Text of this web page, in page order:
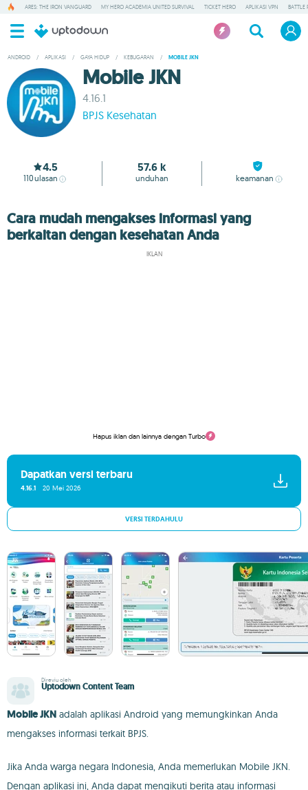
ARES: THE IRON VANGUARD MY HERO ACADEMIA UNITED SURVIVAL TICKET HERO APLIKASI VPN BATTLE
ANDROID / APLIKASI / GAYA HIDUP / KEBUGARAN / MOBILE JKN
Mobile JKN
4.16.1
BPJS Kesehatan
4.5
110ulasan
57.6 k
unduhan keamanan
Cara mudah mengakses informasi yang
berkaitan dengan kesehatan Anda
IKLAN
Hapus iklan dan lainnya dengan Turbo
Dapatkan versi terbaru
4.16.1 20 Mei 2026
VERSI TERDAHULU
Direviu oleh
Uptodown Content Team
Mobile JKN adalah aplikasi Android yang memungkinkan Anda
mengakses informasi terkait BPJS.
Jika Anda warga negara Indonesia, Anda memerlukan Mobile JKN.
Dengan aplikasi ini, Anda dapat mengikuti berita atau informasi